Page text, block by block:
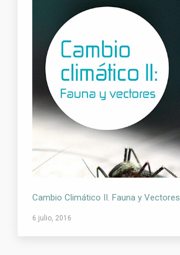
Cambio Climático II. Fauna y Vectores
6 julio, 2016